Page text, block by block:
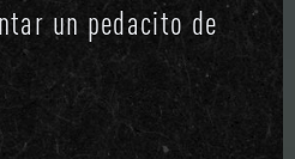
un pedacito de